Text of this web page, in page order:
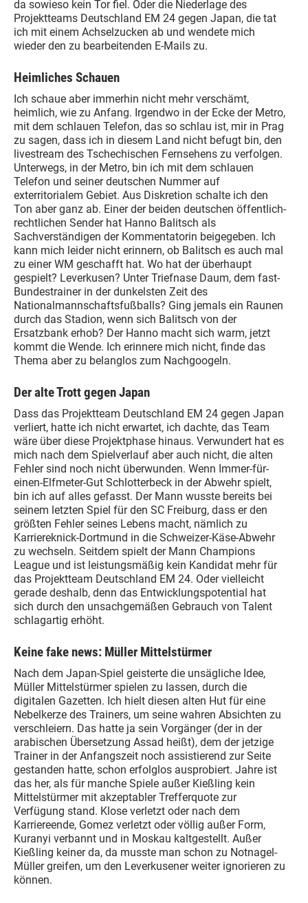
da sowieso kein Tor fiel. Oder die Niederlage des
Projektteams Deutschland EM 24 gegen Japan, die tat
ich mit einem Achselzucken ab und wendete mich
wieder den zu bearbeitenden E-Mails zu.
Heimliches Schauen
Ich schaue aber immerhin nicht mehr verschämt,
heimlich, wie zu Anfang. Irgendwo in der Ecke der Metro,
mit dem schlauen Telefon, das so schlau ist, mir in Prag
zu sagen, dass ich in diesem Land nicht befugt bin, den
livestream des Tschechischen Fernsehens zu verfolgen.
Unterwegs, in der Metro, bin ich mit dem schlauen
Telefon und seiner deutschen Nummer auf
exterritorialem Gebiet. Aus Diskretion schalte ich den
Ton aber ganz ab. Einer der beiden deutschen öffentlich-
rechtlichen Sender hat Hanno Balitsch als
Sachverständigen der Kommentatorin beigegeben. Ich
kann mich leider nicht erinnern, ob Balitsch es auch mal
zu einer WM geschafft hat. Wo hat der überhaupt
gespielt? Leverkusen? Unter Triefnase Daum, dem fast-
Bundestrainer in der dunkelsten Zeit des
Nationalmannschaftsfußballs? Ging jemals ein Raunen
durch das Stadion, wenn sich Balitsch von der
Ersatzbank erhob? Der Hanno macht sich warm, jetzt
kommt die Wende. Ich erinnere mich nicht, finde das
Thema aber zu belanglos zum Nachgoogeln.
Der alte Trott gegen Japan
Dass das Projektteam Deutschland EM 24 gegen Japan
verliert, hatte ich nicht erwartet, ich dachte, das Team
wäre über diese Projektphase hinaus. Verwundert hat es
mich nach dem Spielverlauf aber auch nicht, die alten
Fehler sind noch nicht überwunden. Wenn Immer-für-
einen-Elfmeter-Gut Schlotterbeck in der Abwehr spielt,
bin ich auf alles gefasst. Der Mann wusste bereits bei
seinem letzten Spiel für den SC Freiburg, dass er den
größten Fehler seines Lebens macht, nämlich zu
Karriereknick-Dortmund in die Schweizer-Käse-Abwehr
zu wechseln. Seitdem spielt der Mann Champions
League und ist leistungsmäßig kein Kandidat mehr für
das Projektteam Deutschland EM 24. Oder vielleicht
gerade deshalb, denn das Entwicklungspotential hat
sich durch den unsachgemäßen Gebrauch von Talent
schlagartig erhöht.
Keine fake news: Müller Mittelstürmer
Nach dem Japan-Spiel geisterte die unsägliche Idee,
Müller Mittelstürmer spielen zu lassen, durch die
digitalen Gazetten. Ich hielt diesen alten Hut für eine
Nebelkerze des Trainers, um seine wahren Absichten zu
verschleiern. Das hatte ja sein Vorgänger (der in der
arabischen Übersetzung Assad heißt), dem der jetzige
Trainer in der Anfangszeit noch assistierend zur Seite
gestanden hatte, schon erfolglos ausprobiert. Jahre ist
das her, als für manche Spiele außer Kießling kein
Mittelstürmer mit akzeptabler Trefferquote zur
Verfügung stand. Klose verletzt oder nach dem
Karriereende, Gomez verletzt oder völlig außer Form,
Kuranyi verbannt und in Moskau kaltgestellt. Außer
Kießling keiner da, da musste man schon zu Notnagel-
Müller greifen, um den Leverkusener weiter ignorieren zu
können.